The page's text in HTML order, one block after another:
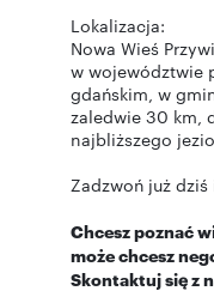
Lokalizacja:
Nowa Wieś
w województwie
gdańskim, w
zaledwie 30 km,
najbliższego
Zadzwoń już
Chcesz poznać
może chcesz
Skontaktuj się z